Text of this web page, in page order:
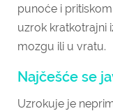
punoće i
uzrok kratkotrajni
mozgu ili u vratu.
Najčešće se
Uzrokuje je